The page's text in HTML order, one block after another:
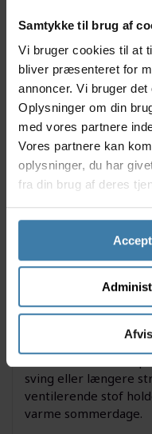
Samtykke til brug af
Vi bruger cookies til at
bliver præsenteret for
annoncer. Vi bruger
Oplysninger om din
med vores partnere
Vores partnere kan
oplysninger, du har
fra din brug af deres
designet til at give
mens du bevarer
bevægelsesfrihed på
af letvægtsmaterialer
minimerer træthed i
lange distancer.
Nyttige facts
Åndbare
Klassisk design
Slidstærk
Hestra Apex Short er
erfarne cyklister, der
hverdagsbrug. Det
sving eller længere
ventilerende stof
varme sommerdage.